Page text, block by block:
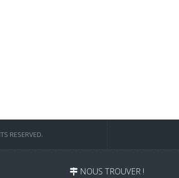
RESERVED.
NOUS TROUVER !